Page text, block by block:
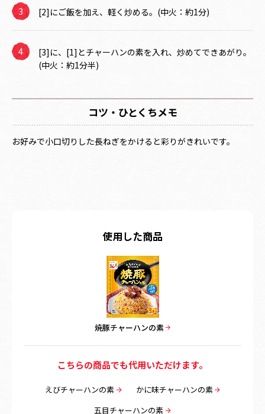
[2]にご飯を加え、軽く炒める。(中火：約1分)
[3]に、[1]とチャーハンの素を入れ、炒めてできあがり。
(中火：約1分半)
コツ・ひとくちメモ
お好みで小口切りした長ねぎをかけると彩りがきれいです。
使用した商品
焼豚チャーハンの素
こちらの商品でも代用いただけます。
えびチャーハンの素
かに味チャーハンの素
五目チャーハンの素